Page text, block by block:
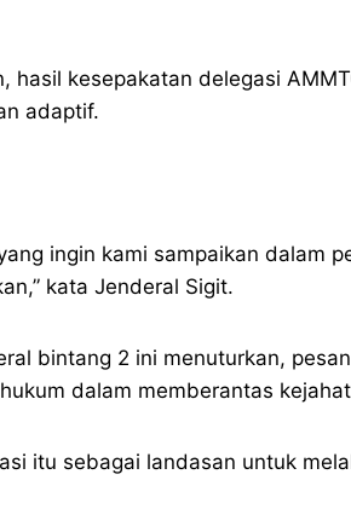
hasil kesepakatan delegasi
adaptif.
ingin kami sampaikan dalam
kata Jenderal Sigit.
bintang 2 ini menuturkan,
dalam memberantas
itu sebagai landasan untuk